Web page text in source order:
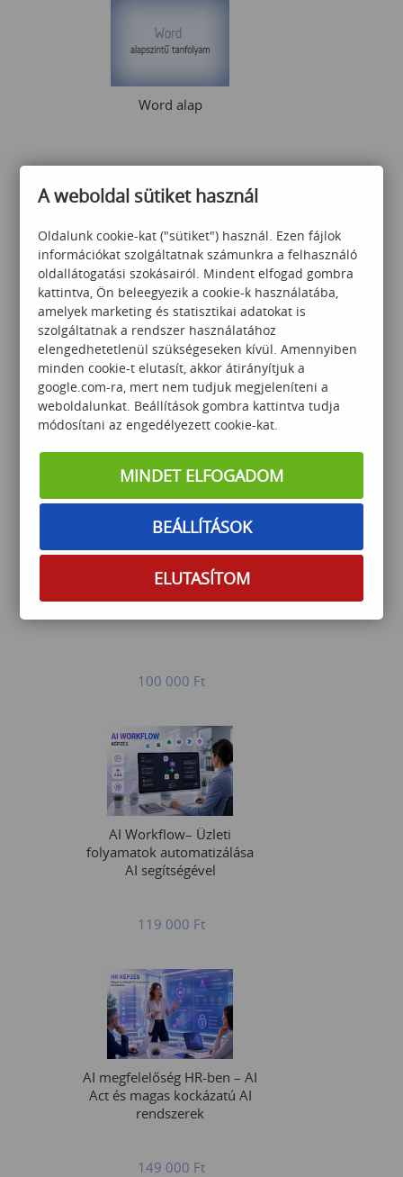
Word alap
55 000Ft
Outlook és OneNote
használata
49 000
100 000 Ft
AI Workflow– Üzleti
folyamatok automatizálása
AI segítségével
119 000 Ft
AI megfelelőség HR-ben – AI
Act és magas kockázatú AI
rendszerek
149 000 Ft
A weboldal sütiket használ
Oldalunk cookie-kat ("sütiket") használ. Ezen fájlok
információkat szolgáltatnak számunkra a felhasználó
oldallátogatási szokásairól. Mindent elfogad gombra
kattintva, Ön beleegyezik a cookie-k használatába,
amelyek marketing és statisztikai adatokat is
szolgáltatnak a rendszer használatához
elengedhetetlenül szükségeseken kívül. Amennyiben
minden cookie-t elutasít, akkor átirányítjuk a
google.com-ra, mert nem tudjuk megjeleníteni a
weboldalunkat. Beállítások gombra kattintva tudja
módosítani az engedélyezett cookie-kat.
MINDET ELFOGADOM
BEÁLLÍTÁSOK
ELUTASÍTOM